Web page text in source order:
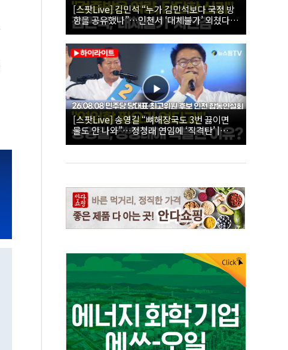
[스팟Live] 김민석 “누가 김민석보다 국정 방
향을 공유했나”…인천서 ‘대체불가’ 외쳤다 |
26.08.08 더불어민주당 당대표·최고위원 후
보 인천 합동연설회
[스팟Live] 송영길 “뼈해장국도 3번 끓이면
물도 안 나와”…정청래 연임에 ‘직격탄’ |
26.08.08 더불어민주당 당대표·최고위원 후